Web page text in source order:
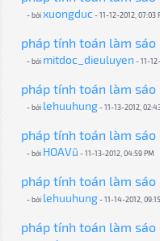
- bởixuongduc- 11-12-2012, 07:03
pháp tính toán làm sáo
- bởi mitdoc_dieuluyen - 11-
pháp tính toán làm sáo
- bởi lehuuhung- 11-13-2012,
pháp tính toán làm sáo
- bởi HOAVũ - 11-13-2012, 04:59 PM
pháp tính toán làm sáo
- bởi lehuuhung- 11-14-2012,
pháp tính toán làm sáo